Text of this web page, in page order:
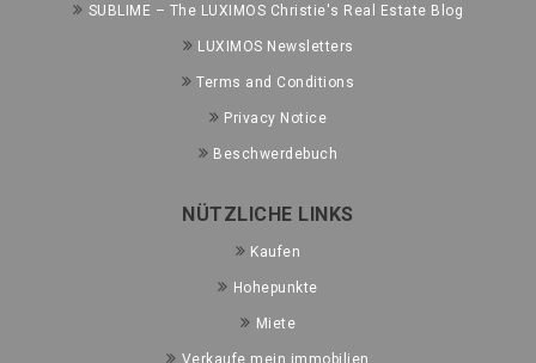
SUBLIME – The LUXIMOS Christie's Real Estate Blog
LUXIMOS Newsletters
Terms and Conditions
Privacy Notice
Beschwerdebuch
NÜTZLICHE LINKS
Kaufen
Hohepunkte
Miete
Verkaufe mein immobilien